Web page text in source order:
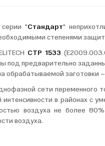
серии "Стандарт"
степенями
СТР 1533
под предварительно
обрабатываемой заготовки
сети переменного
интенсивности в районах
воздуха не более
воздуха.